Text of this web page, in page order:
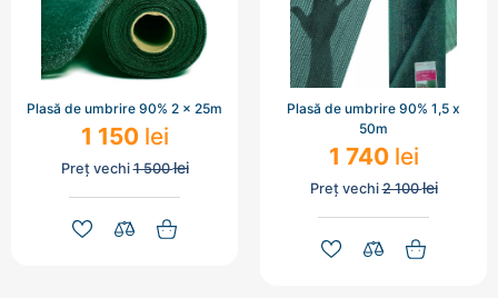
Plasă de umbrire 90% 2 x 25m
1 150 lei
Preț vechi1 500lei
Plasă de umbrire 90% 1,5 x
50m
1 740 lei
Preț vechi2 100lei